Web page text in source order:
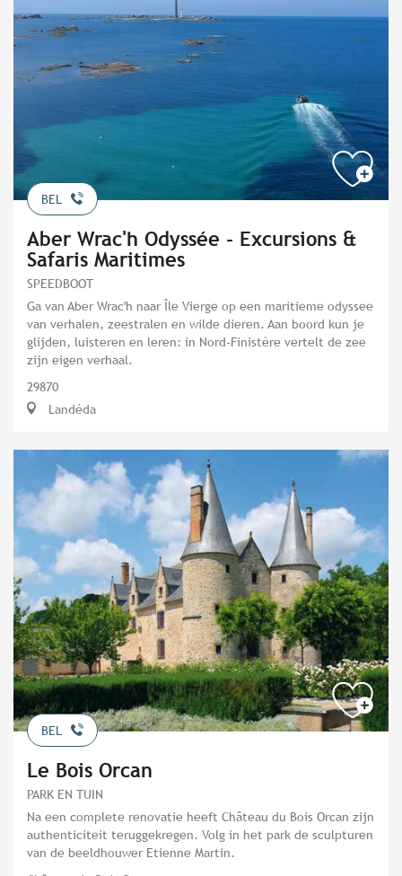
BEL
Aber Wrac'h Odyssée - Excursions &
Safaris Maritimes
SPEEDBOOT
Ga van Aber Wrac'h naar Île Vierge op een maritieme odyssee
van verhalen, zeestralen en wilde dieren. Aan boord kun je
glijden, luisteren en leren: in Nord-Finistère vertelt de zee
zijn eigen verhaal.
29870
Landéda
BEL
Le Bois Orcan
PARK EN TUIN
Na een complete renovatie heeft Château du Bois Orcan zijn
authenticiteit teruggekregen. Volg in het park de sculpturen
van de beeldhouwer Etienne Martin.